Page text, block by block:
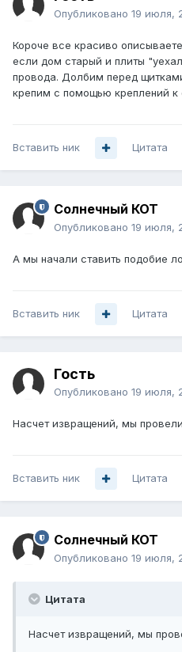
Опубликовано 19 июля,
Короче все красиво
если дом старый и плиты
провода. Долбим перед
крепим с помощью креплений к
Вставить ник Цитата
Солнечный КОТ
Опубликовано 19 июля,
А мы начали ставить подобие
Вставить ник Цитата
Гость
Опубликовано 19 июля,
Насчет извращений, мы
Вставить ник Цитата
Солнечный КОТ
Опубликовано 19 июля,
Цитата
Насчет извращений, мы